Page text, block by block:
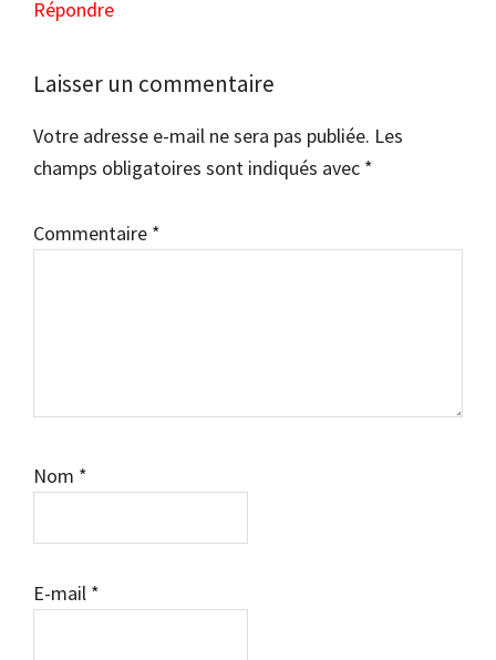
Répondre
Laisser un commentaire
Votre adresse e-mail ne sera pas publiée. Les
champs obligatoires sont indiqués avec *
Commentaire *
Nom *
E-mail *